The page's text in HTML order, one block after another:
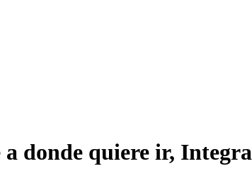
a donde quiere ir,